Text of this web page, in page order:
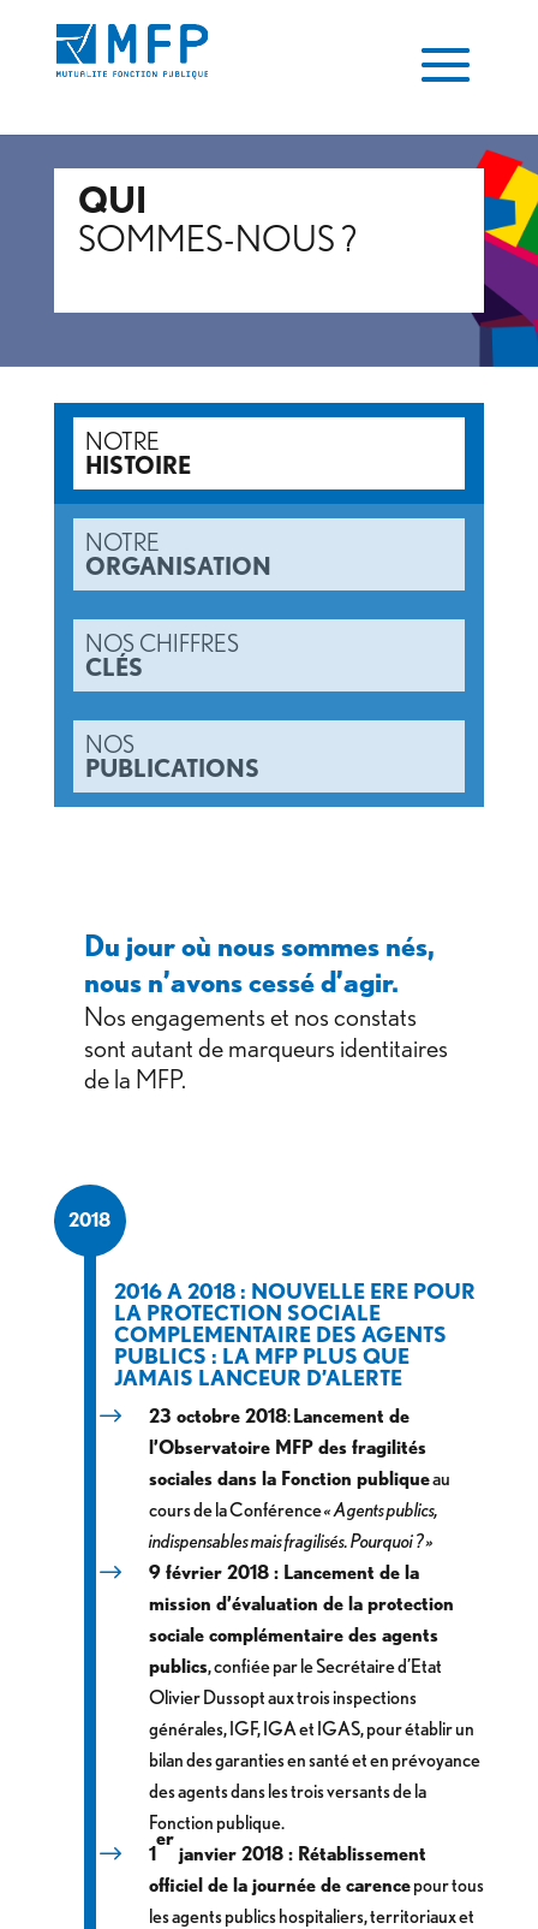
QUI
SOMMES-NOUS ?
NOTRE
HISTOIRE
NOTRE
ORGANISATION
NOS CHIFFRES
CLÉS
NOS
PUBLICATIONS
Du jour où nous sommes nés,
nous n’avons cessé d’agir.
Nos engagements et nos constats
sont autant de marqueurs identitaires
de la MFP.
2018
2016 A 2018 : NOUVELLE ERE POUR
LA PROTECTION SOCIALE
COMPLEMENTAIRE DES AGENTS
PUBLICS : LA MFP PLUS QUE
JAMAIS LANCEUR D’ALERTE
23 octobre 2018:Lancement de
l’Observatoire MFP des fragilités
sociales dans la Fonction publiqueau
cours de la Conférence« Agents publics,
indispensables mais fragilisés. Pourquoi ? »
9 février 2018 : Lancement de la
mission d’évaluation de la protection
sociale complémentaire des agents
publics, confiée par le Secrétaire d’Etat
Olivier Dussopt aux trois inspections
générales, IGF, IGA et IGAS, pour établir un
bilan des garanties en santé et en prévoyance
des agents dans les trois versants de la
Fonction publique.
1
er
janvier 2018 : Rétablissement
officiel de la journée de carencepour tous
les agents publics hospitaliers, territoriaux et